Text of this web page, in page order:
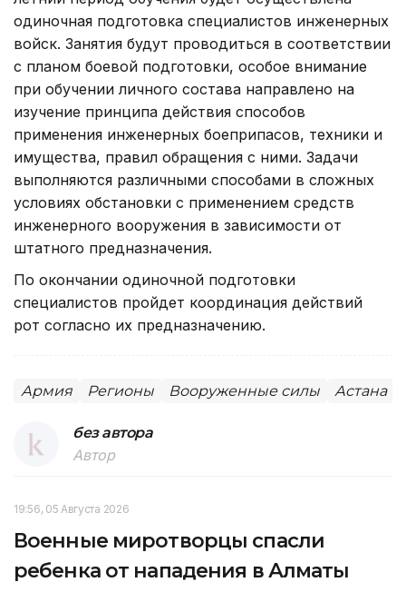
одиночная подготовка специалистов инженерных
войск. Занятия будут проводиться в соответствии
с планом боевой подготовки, особое внимание
при обучении личного состава направлено на
изучение принципа действия способов
применения инженерных боеприпасов, техники и
имущества, правил обращения с ними. Задачи
выполняются различными способами в сложных
условиях обстановки с применением средств
инженерного вооружения в зависимости от
штатного предназначения.
По окончании одиночной подготовки
специалистов пройдет координация действий
рот согласно их предназначению.
Армия Регионы Вооруженные силы Астана
без автора
Автор
19:56, 05 Августа 2026
Военные миротворцы спасли
ребенка от нападения в Алматы